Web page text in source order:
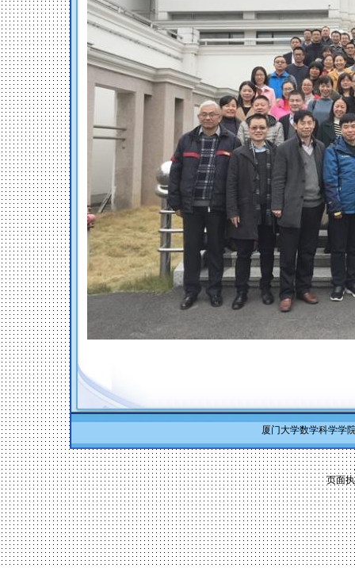
厦门大学数学科学学
页面